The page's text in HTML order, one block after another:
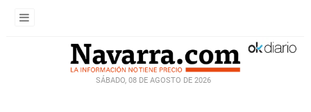
SÁBADO, 08 DE AGOSTO DE 2026